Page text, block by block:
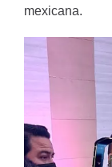
mexicana.